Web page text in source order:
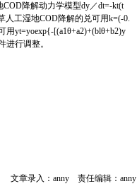
降解动力学模型dy／dt=-kt(t
人工湿地COD降解的兑可用k=(-0.
用yt=yoexp{-[(a1θ+a2)+(blθ+b2)y
行调整。
文章录入：anny 责任编辑：anny